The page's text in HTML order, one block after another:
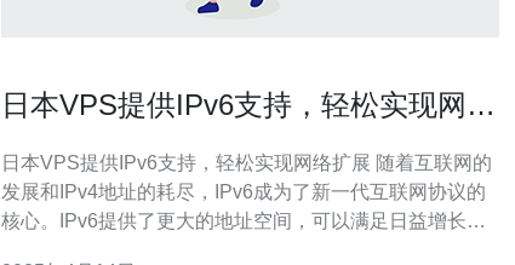
日本VPS提供IPv6支持，轻松实现网络
日本VPS提供IPv6支持，轻松实现网络扩展 随着互联网的
发展和IPv4地址的耗尽，IPv6成为了新一代互联网协议的
核心。IPv6提供了更大的地址空间，可以满足日益增长的